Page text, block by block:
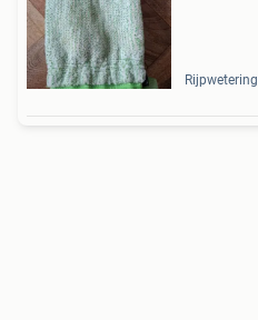
Rijpwetering